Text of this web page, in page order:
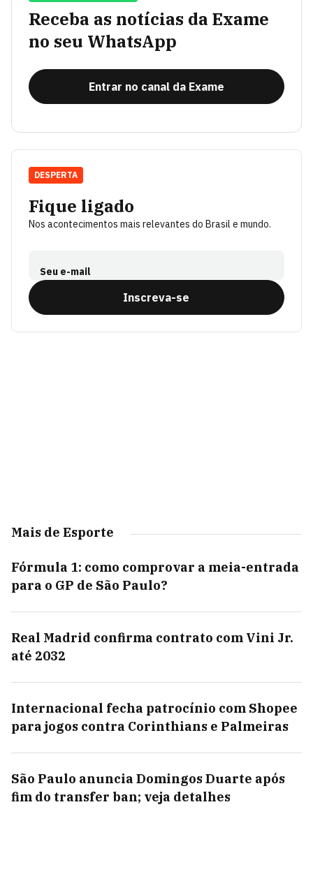
Receba as notícias da Exame
no seu WhatsApp
Entrar no canal da Exame
Fique ligado
Nos acontecimentos mais relevantes do Brasil e mundo.
Seu e-mail
Inscreva-se
DESPERTA
Mais de Esporte
Fórmula 1: como comprovar a meia-entrada
para o GP de São Paulo?
Real Madrid confirma contrato com Vini Jr.
até 2032
Internacional fecha patrocínio com Shopee
para jogos contra Corinthians e Palmeiras
São Paulo anuncia Domingos Duarte após
fim do transfer ban; veja detalhes